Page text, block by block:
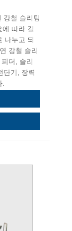
강철 슬리팅
따라 길
나누고 되
강철 슬리
더, 슬리
단기, 장력